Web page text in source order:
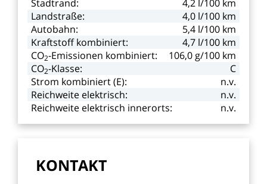
Stadtrand:
4,2 l/100 km
Landstraße:
4,0 l/100 km
Autobahn:
5,4 l/100 km
Kraftstoff kombiniert: 4,7 l/100 km
CO2-Emissionen kombiniert: 106,0 g/100 km
CO2-Klasse:
C
Strom kombiniert(E):
n.v.
Reichweite elektrisch:
n.v.
Reichweite elektrisch innerorts: n.v.
KONTAKT